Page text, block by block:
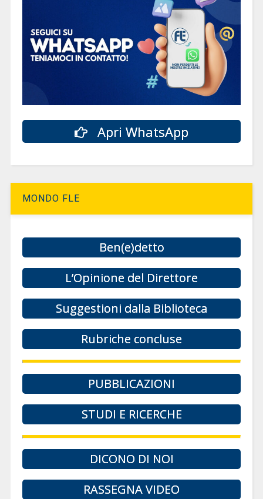
Apri WhatsApp
MONDO FLE
Ben(e)detto
L’Opinione del Direttore
Suggestioni dalla Biblioteca
Rubriche concluse
PUBBLICAZIONI
STUDI E RICERCHE
DICONO DI NOI
RASSEGNA VIDEO